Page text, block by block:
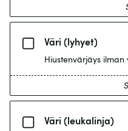
Väri (lyhyet)
Hiustenvärjäys ilman
Väri (leukalinja)